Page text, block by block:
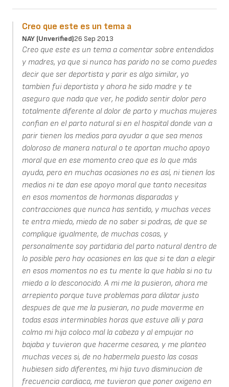
Creo que este es un tema a
NAY (unverified)26 Sep 2013
Creo que este es un tema a comentar sobre entendidos
y madres, ya que si nunca has parido no se como puedes
decir que ser deportista y parir es algo similar, yo
tambien fui deportista y ahora he sido madre y te
aseguro que nada que ver, he podido sentir dolor pero
totalmente diferente al dolor de parto y muchas mujeres
confian en el parto natural si en el hospital donde van a
parir tienen los medios para ayudar a que sea menos
doloroso de manera natural o te aportan mucho apoyo
moral que en ese momento creo que es lo que más
ayuda, pero en muchas ocasiones no es así, ni tienen los
medios ni te dan ese apoyo moral que tanto necesitas
en esos momentos de hormonas disparadas y
contracciones que nunca has sentido, y muchas veces
te entra miedo, miedo de no saber si podras, de que se
complique igualmente, de muchas cosas, y
personalmente soy partidaria del parto natural dentro de
lo posible pero hay ocasiones en las que si te dan a elegir
en esos momentos no es tu mente la que habla si no tu
miedo a lo desconocido. A mi me la pusieron, ahora me
arrepiento porque tuve problemas para dilatar justo
despues de que me la pusieran, no pude moverme en
todas esas interminables horas que estuve alli y para
colmo mi hija coloco mal la cabeza y al empujar no
bajaba y tuvieron que hacerme cesarea, y me planteo
muchas veces si, de no habermela puesto las cosas
hubiesen sido diferentes, mi hija tuvo disminucion de
frecuencia cardiaca, me tuvieron que poner oxigeno en